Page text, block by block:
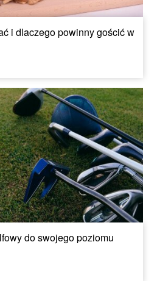
i dlaczego powinny gościć w
do swojego poziomu